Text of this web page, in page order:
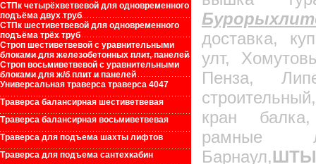
СТПк четырёхветвевой для одновременного
подъёма двух труб
СТПк шестиветвевой для одновременного
подъёма трёх труб
Строп шестиветвевой с уравнительными
блоками для железобетонных плит, панелей
Строп восьмиветвевой с уравнительными
блоками для ж/б плит и панелей
Универсальная траверса траверса 4047
Траверса балансирная шестиветвевая
Траверса балансирная восьмиветвевая
Траверса для подъема шахты лифтов
Траверса для подъема сантехкабин
доставка,
улт,
Пенза,
кран
рамные
Барнаул,